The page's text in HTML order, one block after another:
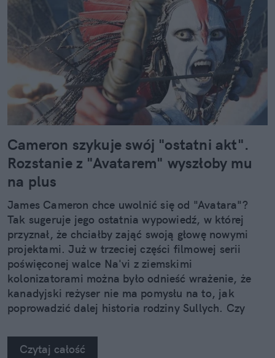
Cameron szykuje swój "ostatni akt".
Rozstanie z "Avatarem" wyszłoby mu
na plus
James Cameron chce uwolnić się od "Avatara"?
Tak sugeruje jego ostatnia wypowiedź, w której
przyznał, że chciałby zająć swoją głowę nowymi
projektami. Już w trzeciej części filmowej serii
poświęconej walce Na'vi z ziemskimi
kolonizatorami można było odnieść wrażenie, że
kanadyjski reżyser nie ma pomysłu na to, jak
poprowadzić dalej historia rodziny Sullych. Czy
wyszłaby mu na dobre?
Czytaj całość